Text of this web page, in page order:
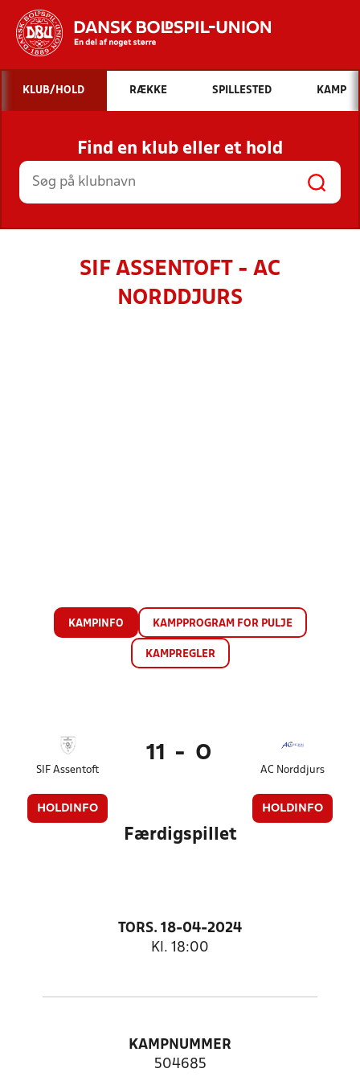
Hvad vil du søge efter?
INDHOLD OG NYHEDER
STILLINGER, RESULTATER, KLUBBER OG
HOLD
KLUB/HOLD RÆKKE SPILLESTED KAMP
Find en klub eller et hold
SIF ASSENTOFT - AC
NORDDJURS
KAMPINFO KAMPPROGRAM FOR PULJE
KAMPREGLER
SIF Assentoft
HOLDINFO
11 - 0
AC Norddjurs
HOLDINFO
Færdigspillet
TORS. 18-04-2024
Kl. 18:00
KAMPNUMMER
504685